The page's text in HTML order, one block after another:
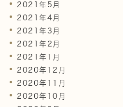
2021年5月
2021年4月
2021年3月
2021年2月
2021年1月
2020年12月
2020年11月
2020年10月